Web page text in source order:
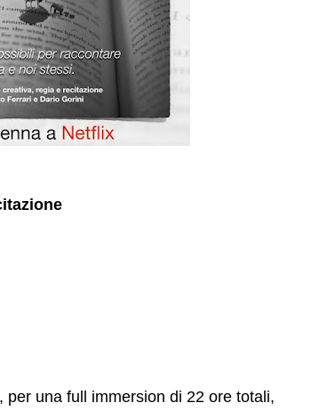
una full immersion di 22 ore totali,